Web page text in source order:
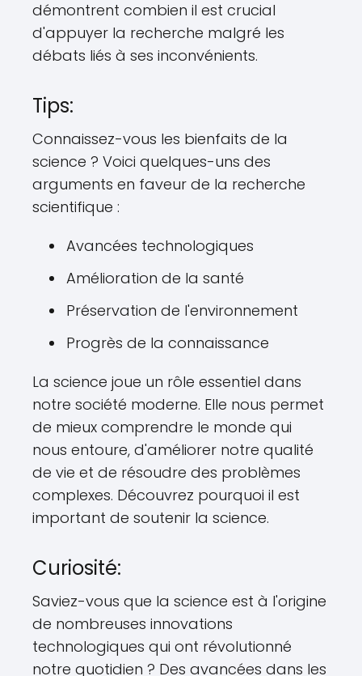
démontrent combien il est crucial
d'appuyer la recherche malgré les
débats liés à ses inconvénients.
Tips:
Connaissez-vous les bienfaits de la
science ? Voici quelques-uns des
arguments en faveur de la recherche
scientifique :
Avancées technologiques
Amélioration de la santé
Préservation de l'environnement
Progrès de la connaissance
La science joue un rôle essentiel dans
notre société moderne. Elle nous permet
de mieux comprendre le monde qui
nous entoure, d'améliorer notre qualité
de vie et de résoudre des problèmes
complexes. Découvrez pourquoi il est
important de soutenir la science.
Curiosité:
Saviez-vous que la science est à l'origine
de nombreuses innovations
technologiques qui ont révolutionné
notre quotidien ? Des avancées dans les